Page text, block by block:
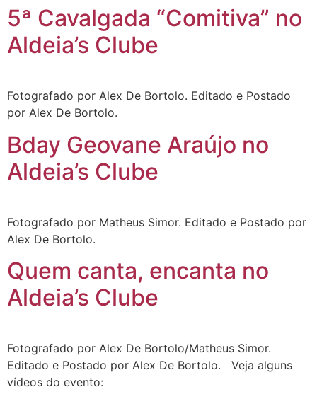
5ª Cavalgada “Comitiva” no
Aldeia’s Clube
Fotografado por Alex De Bortolo. Editado e Postado
por Alex De Bortolo.
Bday Geovane Araújo no
Aldeia’s Clube
Fotografado por Matheus Simor. Editado e Postado por
Alex De Bortolo.
Quem canta, encanta no
Aldeia’s Clube
Fotografado por Alex De Bortolo/Matheus Simor.
Editado e Postado por Alex De Bortolo. Veja alguns
vídeos do evento: